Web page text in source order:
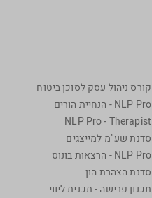
קורס ניהול עסק לסוכן ביטוח
NLP Pro - הנחיית הורים
NLP Pro - Therapist
סדנת שע"מ למייצגים
NLP Pro - הרצאות בונוס
סדנת הצהרת הון
תכנון פרישה - תכנית ליווי